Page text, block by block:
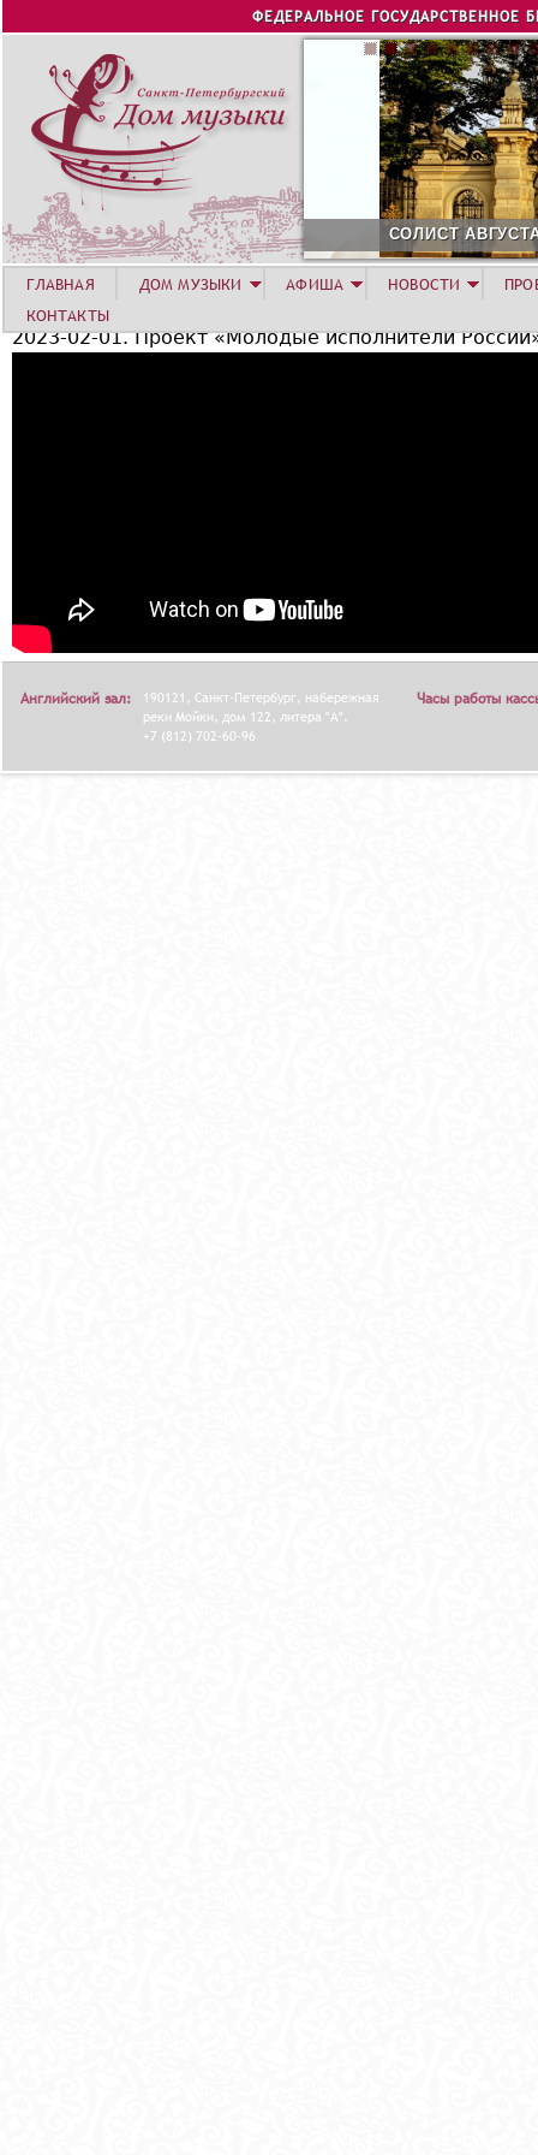
Jump to navigation
ФЕДЕРАЛЬНОЕ ГОСУДАРСТВЕННОЕ
СОЛИСТ АВГУСТА 2026
2023-02-01. Проект «Молодые исполнители
ГЛАВНАЯ ДОМ МУЗЫКИ АФИША НОВОСТИ
КОНТАКТЫ
Английский зал:
190121, Санкт-Петербург, набережная
реки Мойки, дом 122, литера "А".
+7 (812) 702-60-96
Часы работы